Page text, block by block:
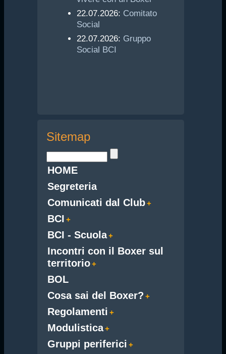
22.07.2026: Comitato
Social
22.07.2026: Gruppo
Social BCI
Sitemap
HOME
Segreteria
Comunicati dal Club
BCI
BCI - Scuola
Incontri con il Boxer sul
territorio
BOL
Cosa sai del Boxer?
Regolamenti
Modulistica
Gruppi periferici